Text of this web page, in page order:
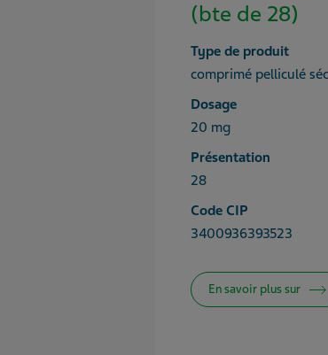
(bte de 28)
Type de produit
comprimé pelliculé
Dosage
20 mg
Présentation
28
Code CIP
3400936393523
En savoir plus sur